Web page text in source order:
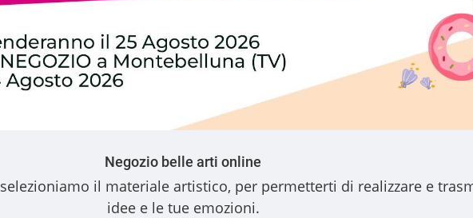
Negozio belle arti online
selezioniamo il materiale artistico, per permetterti di realizzare e
idee e le tue emozioni.